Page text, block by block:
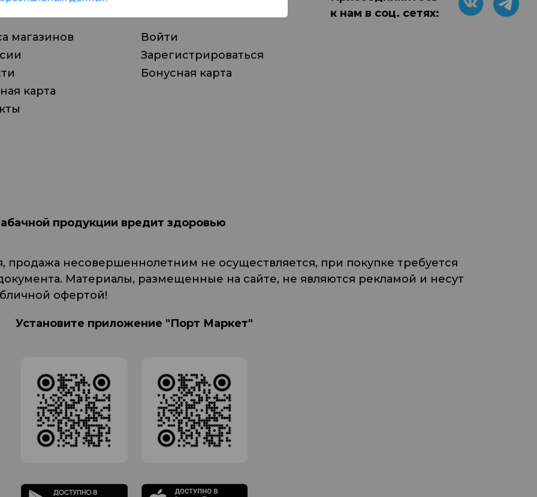
магазинов
карта
Войти
Зарегистрироваться
Бонусная карта
к нам в соц. сетях:
продукции вредит здоровью
продажа несовершеннолетним не осуществляется, при покупке требуется
Материалы, размещенные на сайте, не являются рекламой и несут
офертой!
Установите приложение "Порт Маркет"